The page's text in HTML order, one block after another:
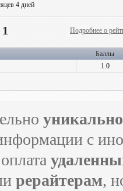
4 дней
1 Подробнее о
Баллы
1.0
с
рерайтерам,